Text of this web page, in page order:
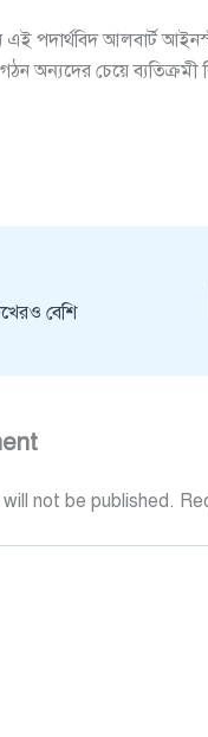
এই পদার্থবিদ আলবার্ট
গঠন অন্যদের চেয়ে
বেশি
not be published.